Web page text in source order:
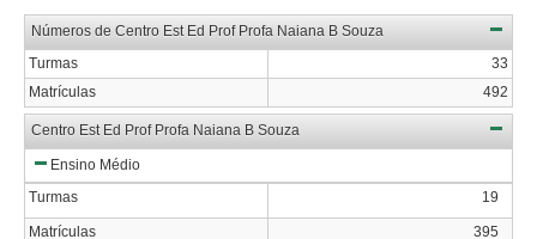
Números de Centro Est Ed Prof Profa Naiana B Souza
Turmas
33
Matrículas
492
Centro Est Ed Prof Profa Naiana B Souza
Ensino Médio
Turmas
19
Matrículas 395